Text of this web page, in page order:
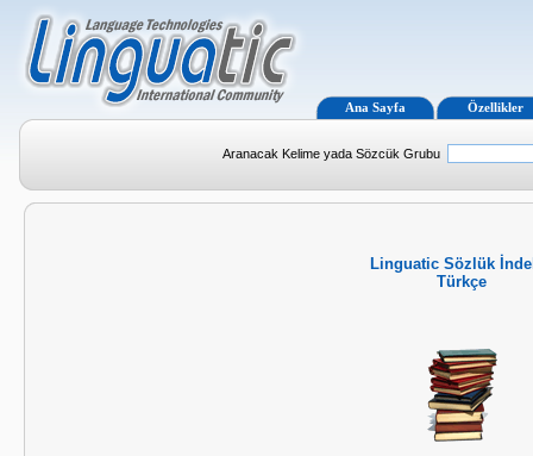
Ana Sayfa Özellikler
Aranacak Kelime yada Sözcük Grubu
Linguatic Sözlük
Türkçe